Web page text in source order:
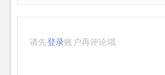
请先登录账户再评论哦